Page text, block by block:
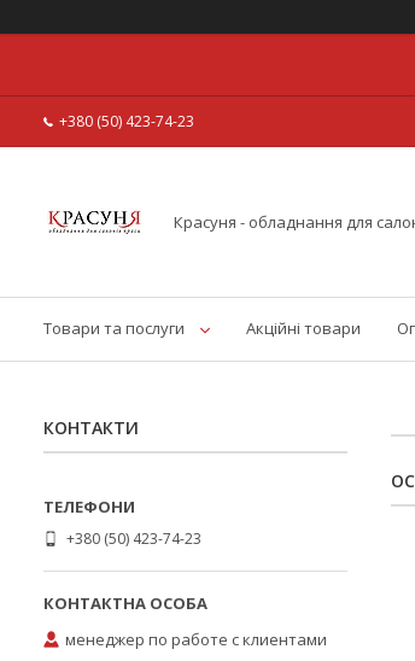
+380 (50) 423-74-23
Красуня - обладнання для
Товари та послуги Акційні товари
КОНТАКТИ
+380 (50) 423-74-23
менеджер по работе с клиентами